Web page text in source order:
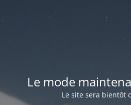
Le mode
Le site sera bientôt